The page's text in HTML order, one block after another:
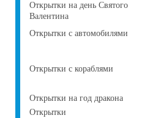
Открытки на день Святого
Валентина
Открытки с автомобилями
Открытки с кораблями
Открытки на год дракона
Открытки